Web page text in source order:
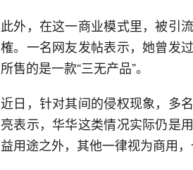
此外，在这一商业模式里，被引
榷。一名网友发帖表示，她曾发
所售的是一款“三无产品”。
近日，针对其间的侵权现象，多
亮表示，华华这类情况实际仍是
益用途之外，其他一律视为商用